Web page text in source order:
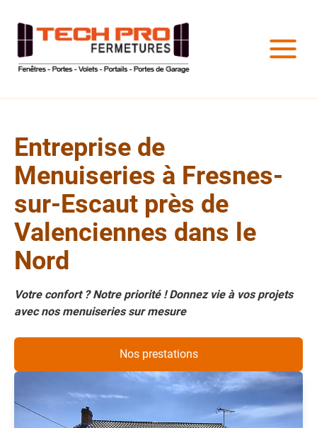
Entreprise de
Menuiseries à Fresnes-
sur-Escaut près de
Valenciennes dans le
Nord
Votre confort ? Notre priorité ! Donnez vie à vos projets
avec nos menuiseries sur mesure
Nos prestations